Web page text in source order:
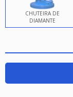
CHUTEIRA DE
DIAMANTE